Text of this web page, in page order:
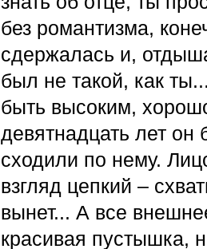
без романтизма,
сдержалась и,
был не такой, как
быть высоким,
девятнадцать лет он
сходили по нему.
взгляд цепкий –
вынет... А все
красивая пустышка,